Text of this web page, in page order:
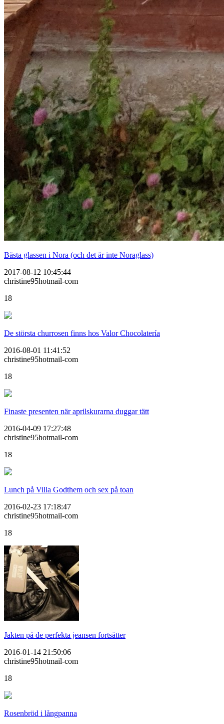
Bästa glassen i Nora (och det är inte Noraglass)
2017-08-12 10:45:44
christine95hotmail-com
18
De största churrosen finns hos Valor Chocolatería
2016-08-01 11:41:52
christine95hotmail-com
18
Finaste presenten när aprilskurarna duggar tätt
2016-04-09 17:27:48
christine95hotmail-com
18
Lunch på Villa Godthem och sex på toan
2016-02-23 17:18:47
christine95hotmail-com
18
Jakten på de perfekta jeansen fortsätter
2016-01-14 21:50:06
christine95hotmail-com
18
Rosenbröd i långpanna